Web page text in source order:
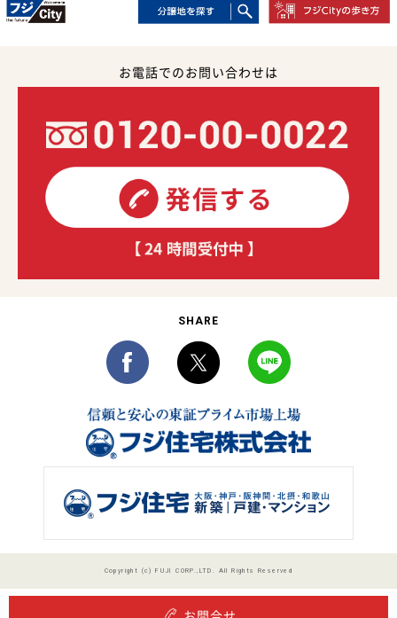
お電話でのお問い合わせは
SHARE
Copyright (c) FUJI CORP.,LTD. All Rights Reserved